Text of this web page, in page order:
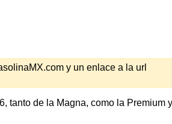
y un enlace a la url
tanto de la Magna, como la Premium